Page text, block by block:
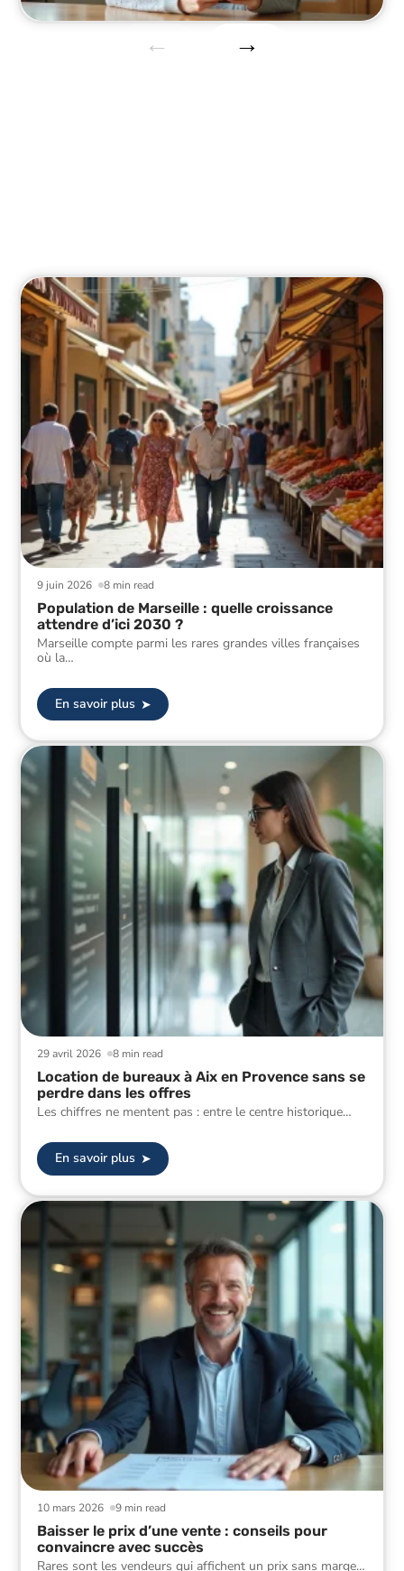
8 min read
9 juin 2026
Population de Marseille : quelle croissance
attendre d’ici 2030 ?
Marseille compte parmi les rares grandes villes françaises
où la…
En savoir plus
8 min read
29 avril 2026
Location de bureaux à Aix en Provence sans se
perdre dans les offres
Les chiffres ne mentent pas : entre le centre historique…
En savoir plus
9 min read
10 mars 2026
Baisser le prix d’une vente : conseils pour
convaincre avec succès
Rares sont les vendeurs qui affichent un prix sans marge…